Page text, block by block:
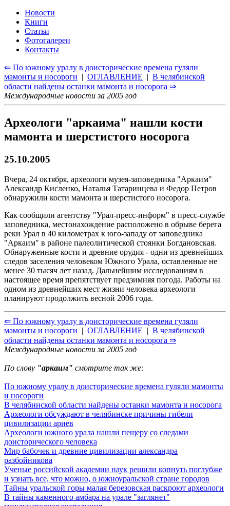
Новости
Книги
Статьи
Фотогалереи
Контакты
⇐ По южному уралу в доисторические времена гуляли
мамонты и носороги | ОГЛАВЛЕНИЕ | В челябинской
области найдены останки мамонта и носорога ⇒
Международные новости за 2005 год
Археологи "аркаима" нашли кости
мамонта и шерстистого носорога
25.10.2005
Вчера, 24 октября, археологи музея-заповедника "Аркаим"
Александр Кисленко, Наталья Татаринцева и Федор Петров
обнаружили кости мамонта и шерстистого носорога.
Как сообщили агентству "Урал-пресс-информ" в пресс-службе
заповедника, местонахождение расположено в обрыве берега
реки Урал в 40 километрах к юго-западу от заповедника
"Аркаим" в районе палеолитической стоянки Богдановская.
Обнаруженные кости и древние орудия - одни из древнейших
следов заселения человеком Южного Урала, оставленные не
менее 30 тысяч лет назад. Дальнейшим исследованиям в
настоящее время препятствует предзимняя погода. Работы на
одном из древнейших мест жизни человека археологи
планируют продолжить весной 2006 года.
⇐ По южному уралу в доисторические времена гуляли
мамонты и носороги | ОГЛАВЛЕНИЕ | В челябинской
области найдены останки мамонта и носорога ⇒
Международные новости за 2005 год
По слову "аркаим" смотрите так же:
По южному уралу в доисторические времена гуляли мамонты
и носороги
В челябинской области найдены останки мамонта и носорога
Археологи обсуждают в челябинске причины гибели
цивилизации ариев
Археологи южного урала нашли пещеру со следами
доисторического человека
Мир бабочек и древние цивилизации александра
разбойникова
Ученые российской академии наук решили копнуть поглубже
и узнать все, что можно, о южноуральской стране городов
Тайны уральской горы малая березовская раскроют археологи
В тайны каменного амбара на урале "заглянет"